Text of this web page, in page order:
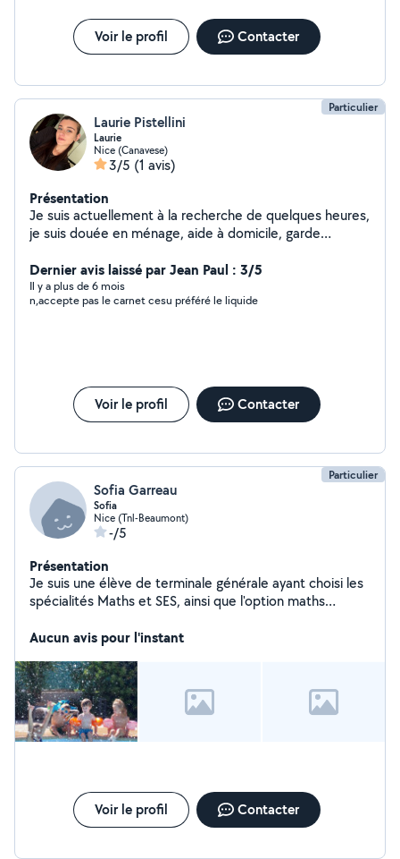
besoin comme le repas , l'habillage, la douche , les
activités, le couché, le change ! Je suis à l'écoute des
enfants , motiver sérieuse , dynamique.. je serai là pour
Voir le profil Contacter
Particulier
Laurie Pistellini
Laurie
Nice (Canavese)
3/5 (1 avis)
Présentation
Je suis actuellement à la recherche de quelques heures,
je suis douée en ménage, aide à domicile, garde
Dernier avis laissé par Jean Paul : 3/5
Il y a plus de 6 mois
n,accepte pas le carnet cesu préféré le liquide
Voir le profil Contacter
Particulier
Sofia Garreau
Sofia
Nice (Tnl-Beaumont)
-/5
Présentation
Je suis une élève de terminale générale ayant choisi les
spécialités Maths et SES, ainsi que l'option maths
des ecoles. Je sui une adolescente a l'ecoute et qui
N'hésitez pas a me contacter pour plus de
renseignements, Merci d'avance pour votre confiance,
Sofia.
Aucun avis pour l'instant
Voir le profil Contacter